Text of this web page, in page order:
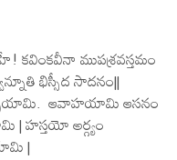
ముపశ్రవస్తమం
భిస్సీద సాదనం||
ఆవాహయామి ఆసనం
హస్తయో అర్గ్యం
|